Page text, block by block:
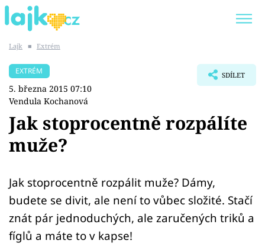
SHOPAHOLICADEL
Témata
Showbyznys
Youtubeři
Virály
Lajk ■ Extrém
EXTRÉM
5. března 2015 07:10
Vendula Kochanová
SDÍLET
Jak stoprocentně rozpálíte
muže?
Jak stoprocentně rozpálit muže? Dámy,
budete se divit, ale není to vůbec složité. Stačí
znát pár jednoduchých, ale zaručených triků a
fíglů a máte to v kapse!